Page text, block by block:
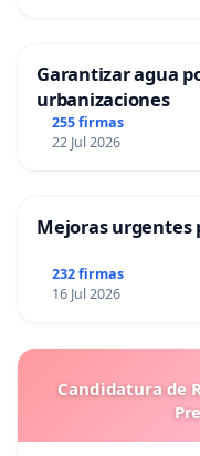
Garantizar agua
urbanizaciones
255 firmas
22 Jul 2026
Mejoras urgentes
232 firmas
16 Jul 2026
Candidatura de